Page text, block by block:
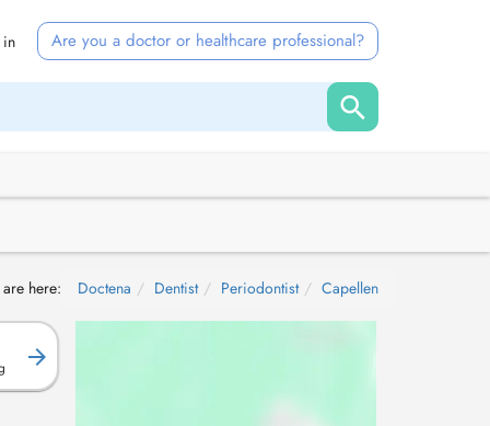
in Are you a doctor or healthcare professional?
here: Doctena Dentist Periodontist Capellen